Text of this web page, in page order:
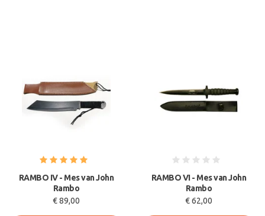
RAMBO IV - Mes van John
Rambo
€ 89,00
RAMBO VI - Mes van John
Rambo
€ 62,00